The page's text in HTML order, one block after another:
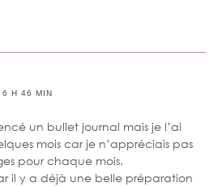
H 46 MIN
un bullet journal mais je l’ai
mois car je n’appréciais pas
pour chaque mois.
il y a déjà une belle préparation